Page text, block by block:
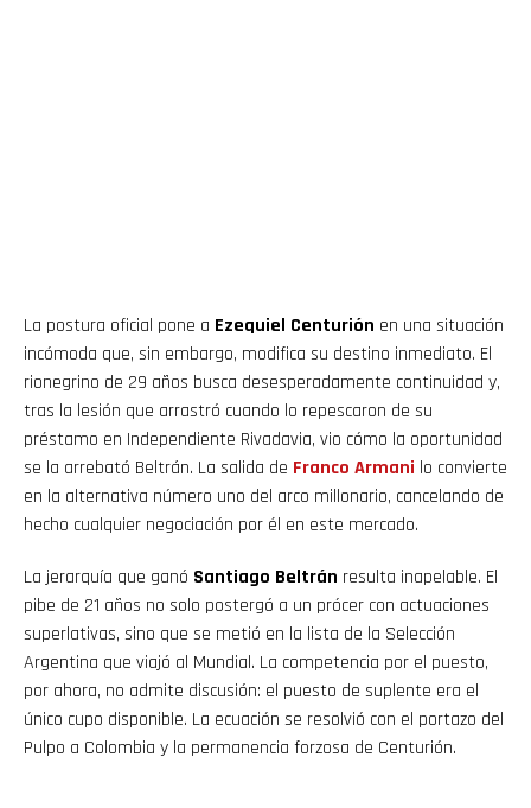
La postura oficial pone a Ezequiel Centurión en una situación
incómoda que, sin embargo, modifica su destino inmediato. El
rionegrino de 29 años busca desesperadamente continuidad y,
tras la lesión que arrastró cuando lo repescaron de su
préstamo en Independiente Rivadavia, vio cómo la oportunidad
se la arrebató Beltrán. La salida de Franco Armani lo convierte
en la alternativa número uno del arco millonario, cancelando de
hecho cualquier negociación por él en este mercado.
La jerarquía que ganó Santiago Beltrán resulta inapelable. El
pibe de 21 años no solo postergó a un prócer con actuaciones
superlativas, sino que se metió en la lista de la Selección
Argentina que viajó al Mundial. La competencia por el puesto,
por ahora, no admite discusión: el puesto de suplente era el
único cupo disponible. La ecuación se resolvió con el portazo del
Pulpo a Colombia y la permanencia forzosa de Centurión.